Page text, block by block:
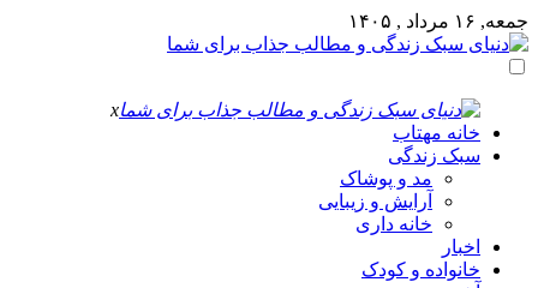
جمعه, ۱۶ مرداد , ۱۴۰۵
x
خانه مهتاب
سبک زندگی
مد و پوشاک
آرایش و زیبایی
خانه داری
اخبار
خانواده و کودک